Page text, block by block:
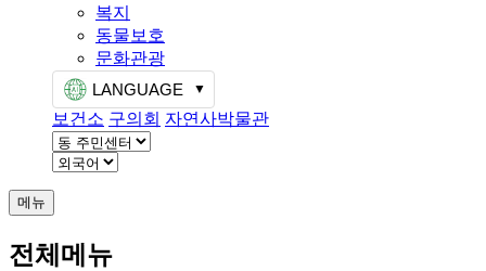
복지
동물보호
문화관광
LANGUAGE
보건소 구의회 자연사박물관
메뉴
전체메뉴